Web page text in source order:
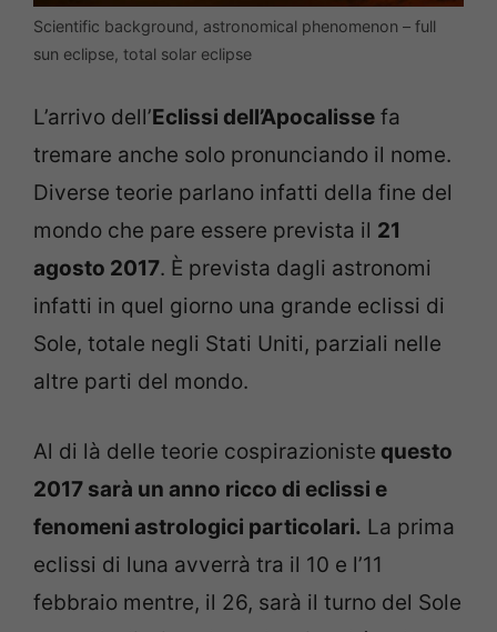
Scientific background, astronomical phenomenon – full
sun eclipse, total solar eclipse
L’arrivo dell’Eclissi dell’Apocalisse fa
tremare anche solo pronunciando il nome.
Diverse teorie parlano infatti della fine del
mondo che pare essere prevista il 21
agosto 2017. È prevista dagli astronomi
infatti in quel giorno una grande eclissi di
Sole, totale negli Stati Uniti, parziali nelle
altre parti del mondo.
Al di là delle teorie cospirazioniste questo
2017 sarà un anno ricco di eclissi e
fenomeni astrologici particolari. La prima
eclissi di luna avverrà tra il 10 e l’11
febbraio mentre, il 26, sarà il turno del Sole